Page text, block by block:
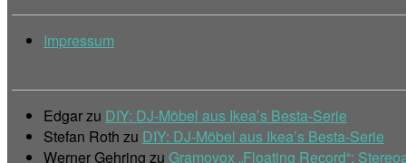
Impressum
Edgarzu DIY: DJ-Möbel aus Ikea’s Besta-Serie
Stefan Roth zu DIY: DJ-Möbel aus Ikea’s Besta-Serie
Werner Gehring zu Gramovox „Floating Record“: